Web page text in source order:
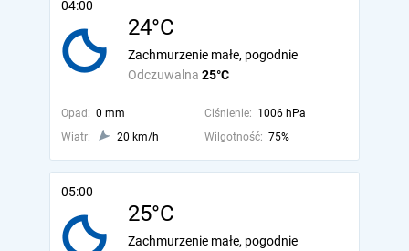
04:00
24°C
Odczuwalna 25°C
Zachmurzenie małe, pogodnie
Opad: 0 mm Ciśnienie: 1006 hPa
Wiatr:
20 km/h Wilgotność: 75%
05:00
25°C
Zachmurzenie małe, pogodnie